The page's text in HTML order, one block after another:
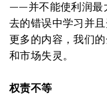
——并不能使利润最
去的错误中学习并
更多的内容，我们
和市场失灵。
权责不等